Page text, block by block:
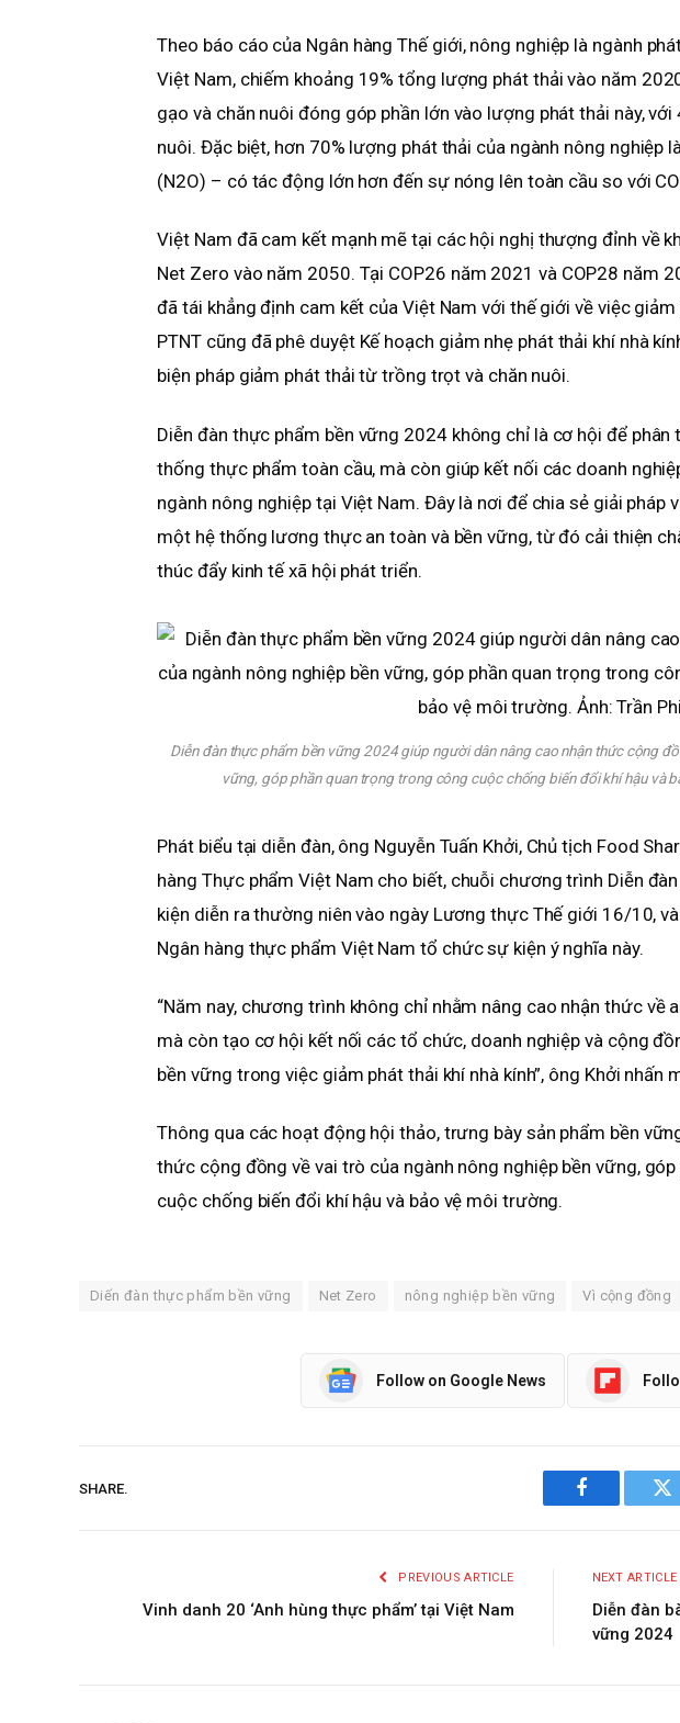
Theo báo cáo của Ngân hàng Thế giới, nông nghiệp là ngành
Việt Nam, chiếm khoảng 19% tổng lượng phát thải vào năm
gạo và chăn nuôi đóng góp phần lớn vào lượng phát thải này,
nuôi. Đặc biệt, hơn 70% lượng phát thải của ngành nông nghiệp
(N2O) – có tác động lớn hơn đến sự nóng lên toàn cầu so với
Việt Nam đã cam kết mạnh mẽ tại các hội nghị thượng đỉnh về
Net Zero vào năm 2050. Tại COP26 năm 2021 và COP28 năm
đã tái khẳng định cam kết của Việt Nam với thế giới về việc giảm
PTNT cũng đã phê duyệt Kế hoạch giảm nhẹ phát thải khí nhà
biện pháp giảm phát thải từ trồng trọt và chăn nuôi.
Diễn đàn thực phẩm bền vững 2024 không chỉ là cơ hội để phân
thống thực phẩm toàn cầu, mà còn giúp kết nối các doanh
ngành nông nghiệp tại Việt Nam. Đây là nơi để chia sẻ giải pháp
một hệ thống lương thực an toàn và bền vững, từ đó cải thiện
thúc đẩy kinh tế xã hội phát triển.
Diễn đàn thực phẩm bền vững 2024 giúp người dân nâng cao nhận thức cộng
vững, góp phần quan trọng trong công cuộc chống biến đổi khí hậu và
Phát biểu tại diễn đàn, ông Nguyễn Tuấn Khởi, Chủ tịch Food
hàng Thực phẩm Việt Nam cho biết, chuỗi chương trình Diễn
kiện diễn ra thường niên vào ngày Lương thực Thế giới 16/10,
Ngân hàng thực phẩm Việt Nam tổ chức sự kiện ý nghĩa này.
“Năm nay, chương trình không chỉ nhằm nâng cao nhận thức
mà còn tạo cơ hội kết nối các tổ chức, doanh nghiệp và cộng
bền vững trong việc giảm phát thải khí nhà kính”, ông Khởi nhấn
Thông qua các hoạt động hội thảo, trưng bày sản phẩm bền
thức cộng đồng về vai trò của ngành nông nghiệp bền vững,
cuộc chống biến đổi khí hậu và bảo vệ môi trường.
Diến đàn thực phẩm bền vững Net Zero nông nghiệp bền vững Vì cộng đồng
Follow on Google News
SHARE.
Facebook
PREVIOUS ARTICLE
Vinh danh 20 ‘Anh hùng thực phẩm’ tại Việt Nam
NEXT ARTICLE
Diễn đàn
vững 2024